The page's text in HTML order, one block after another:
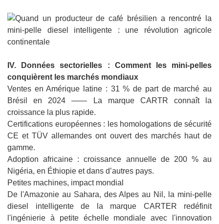
IV. Données sectorielles : Comment les mini-pelles
conquièrent les marchés mondiaux
Ventes en Amérique latine : 31 % de part de marché au
Brésil en 2024 —— La marque CARTR connaît la
croissance la plus rapide.
Certifications européennes : les homologations de sécurité
CE et TÜV allemandes ont ouvert des marchés haut de
gamme.
Adoption africaine : croissance annuelle de 200 % au
Nigéria, en Éthiopie et dans d’autres pays.
Petites machines, impact mondial
De l'Amazonie au Sahara, des Alpes au Nil, la mini-pelle
diesel intelligente de la marque CARTER redéfinit
l'ingénierie à petite échelle mondiale avec l'innovation